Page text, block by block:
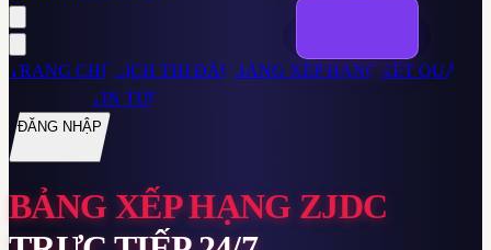
TRANG CHỦ LỊCH THI ĐẤU BẢNG XẾP HẠNG KẾT QUẢ
TIN TỨC
ĐĂNG NHẬP
BẢNG XẾP HẠNG ZJDC